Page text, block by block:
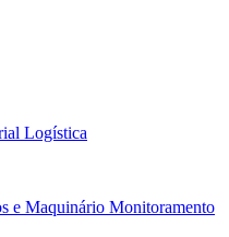
Logística
e Maquinário Monitoramento